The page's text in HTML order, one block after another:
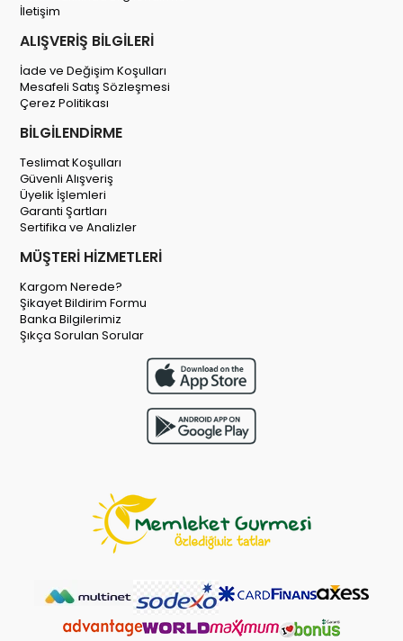
İletişim
ALIŞVERİŞ BİLGİLERİ
İade ve Değişim Koşulları
Mesafeli Satış Sözleşmesi
Çerez Politikası
BİLGİLENDİRME
Teslimat Koşulları
Güvenli Alışveriş
Üyelik İşlemleri
Garanti Şartları
Sertifika ve Analizler
MÜŞTERİ HİZMETLERİ
Kargom Nerede?
Şikayet Bildirim Formu
Banka Bilgilerimiz
Şıkça Sorulan Sorular